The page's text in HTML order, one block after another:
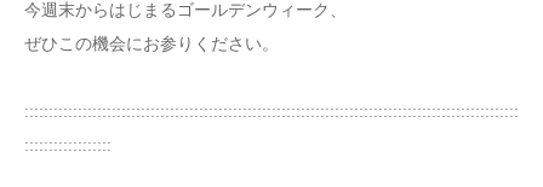
今週末からはじまるゴールデンウィーク、
ぜひこの機会にお参りください。
::::::::::::::::::::::::::::::::::::::::::::::::::::::::::::::::::::::::::::::::::::::::::::::::::::::
::::::::::::::::::